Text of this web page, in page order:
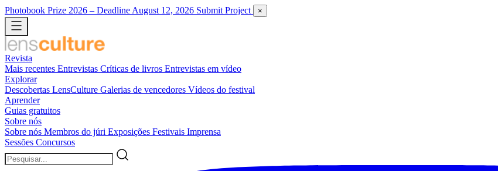
Photobook Prize 2026 – Deadline August 12, 2026 Submit Project ×
Revista
Mais recentes Entrevistas Críticas de livros Entrevistas em vídeo
Explorar
Descobertas LensCulture Galerias de vencedores Vídeos do festival
Aprender
Guias gratuitos
Sobre nós
Sobre nós Membros do júri Exposições Festivais Imprensa
Sessões Concursos